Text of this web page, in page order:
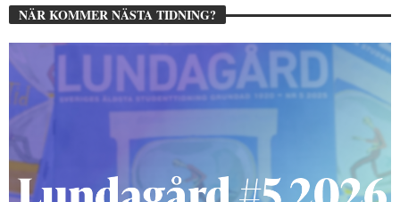
NÄR KOMMER NÄSTA TIDNING?